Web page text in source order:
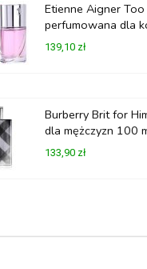
Etienne Aigner
perfumowana dla
139,10 zł
Burberry Brit for
dla mężczyzn 100
133,90 zł